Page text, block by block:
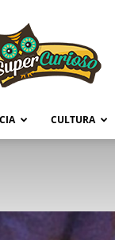
CULTURA